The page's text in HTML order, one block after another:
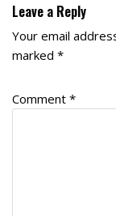
Leave a Reply
Your email
marked *
Comment *